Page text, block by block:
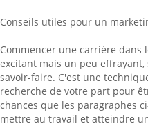
Conseils utiles pour un
Commencer une carrière
excitant mais un peu
savoir-faire. C'est une
recherche de votre part pour
chances que les paragraphes
mettre au travail et atteindre